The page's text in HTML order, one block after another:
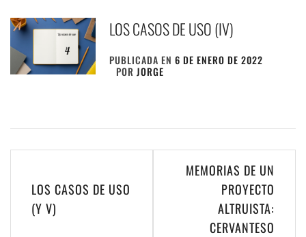
LOS CASOS DE USO (IV)
PUBLICADA EN6 DE ENERO DE 2022
PORJORGE
entradas
LOS CASOS DE USO
(Y V)
MEMORIAS DE UN
PROYECTO
ALTRUISTA:
CERVANTESO